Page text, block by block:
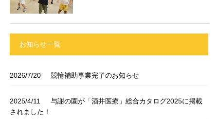
お知らせ一覧
2026/7/20 競輪補助事業完了のお知らせ
2025/4/11
与謝の園が「酒井医療」総合カタログ2025に掲載
されました！